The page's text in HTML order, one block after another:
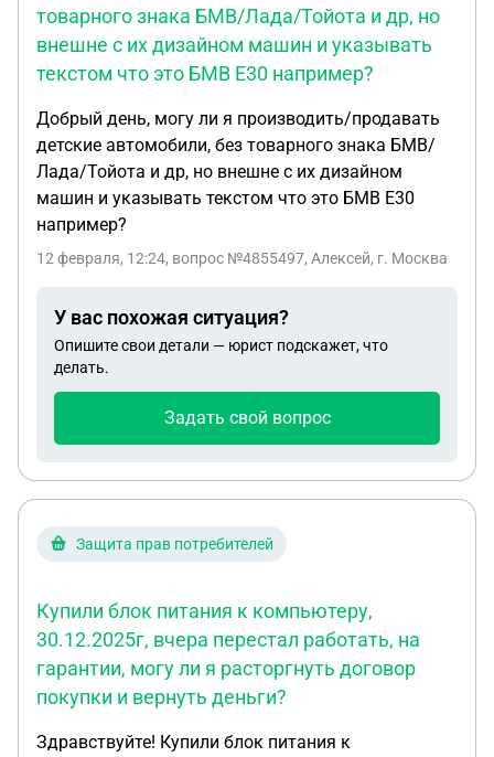
товарного знака БМВ/Лада/Тойота и др, но
внешне с их дизайном машин и указывать
текстом что это БМВ Е30 например?
Добрый день, могу ли я производить/продавать
детские автомобили, без товарного знака БМВ/
Лада/Тойота и др, но внешне с их дизайном
машин и указывать текстом что это БМВ Е30
например?
12 февраля, 12:24, вопрос №4855497, Алексей, г. Москва
У вас похожая ситуация?
Опишите свои детали — юрист подскажет, что
делать.
Задать свой вопрос
Защита прав потребителей
Купили блок питания к компьютеру,
30.12.2025г, вчера перестал работать, на
гарантии, могу ли я расторгнуть договор
покупки и вернуть деньги?
Здравствуйте! Купили блок питания к